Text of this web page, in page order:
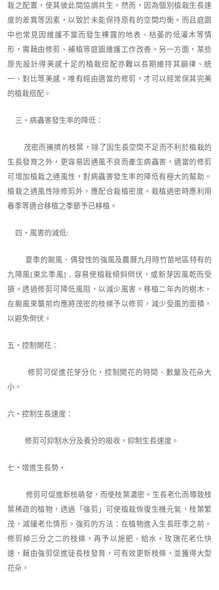
栽之配置，使其彼此間協調共生。然而，因為個別植栽生長速
度的差異等因素，以致於未能保持原有的空間均衡。而且庭園
中也常見因維護不當而發生裸露的地表、枯萎的低灌木等情
形，需藉由修剪、補植等庭園維護工作改善。另一方面，某些
原先設計得美感十足的植栽搭配亦難以長期維持其韻律、統
一、對比等美感。唯有經由適當的修剪，才可以經常保其完美
的植栽搭配。
三‧病蟲害發生率的降低：
茂密而擁擠的枝葉，除了因生長空間不足而不利於植栽的
生長發育之外，更容易因通風不良而產生病蟲害，適當的修剪
可增加植栽之通風性，對病蟲害發生率的降低有極大的幫助。
植栽之通風性除修剪外，應配合栽植密度。栽植過密時應利用
春季等適合移植之季節予已移植。
四‧風害的減低:
夏季的颱風、偶發性的強風及農曆九月時竹苗地區特有的
九降風[東北季風]， 容易使植栽傾斜倒伏，或新芽因風乾而受
損。透過修剪可降低風阻，以減少風害。 移植二年內的樹木，
在颱風來襲前均應將茂密的枝條予以修剪，減少受風的面積，
以避免倒伏。
五‧控制開花：
修剪可促進花芽分化，控制開花的時間、數量及花朵大
小。
六‧控制生長速度：
修剪可抑制水分及養分的吸收，抑制生長速度。
七‧增進生長勢‧
修剪可促進新枝萌發，而使枝葉濃密。 生長老化而導致枝
葉稀疏的植物，透過「強剪」可使植栽恢復生機元氣，枝葉繁
茂，減緩老化情形。強剪的方法：在植物進入生長旺季之前，
修剪掉三分之二的枝條，再予以施肥、給水。玫瑰花老化快
速，藉由強剪促進徒長枝發育，可有效更新枝條，並獲得大型
花朵。